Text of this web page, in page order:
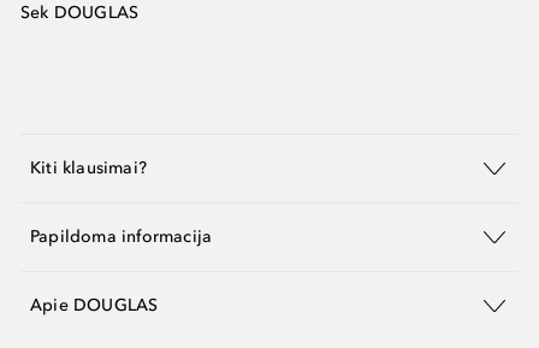
Sek DOUGLAS
Kiti klausimai?
Papildoma informacija
Apie DOUGLAS